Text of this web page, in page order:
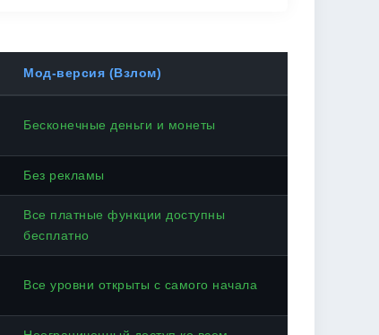
Мод-версия (Взлом)
Бесконечные деньги и монеты
Без рекламы
Все платные функции доступны
бесплатно
Все уровни открыты с самого начала